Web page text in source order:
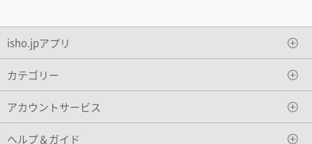
isho.jpアプリ
カテゴリー
アカウントサービス
ヘルプ＆ガイド